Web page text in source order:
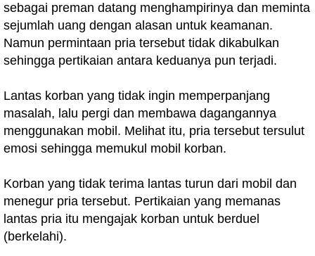
sebagai preman datang menghampirinya dan meminta
sejumlah uang dengan alasan untuk keamanan.
Namun permintaan pria tersebut tidak dikabulkan
sehingga pertikaian antara keduanya pun terjadi.
Lantas korban yang tidak ingin memperpanjang
masalah, lalu pergi dan membawa dagangannya
menggunakan mobil. Melihat itu, pria tersebut tersulut
emosi sehingga memukul mobil korban.
Korban yang tidak terima lantas turun dari mobil dan
menegur pria tersebut. Pertikaian yang memanas
lantas pria itu mengajak korban untuk berduel
(berkelahi).